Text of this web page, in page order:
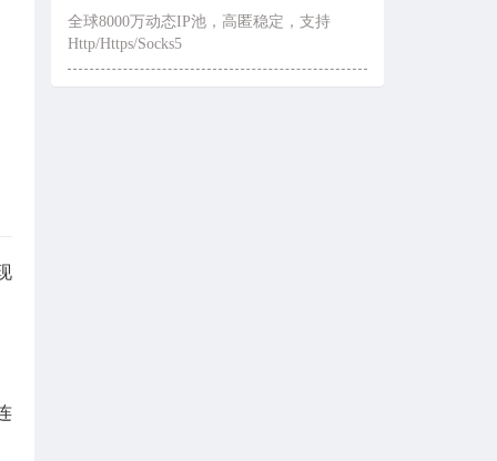
全球8000万动态IP池，高匿稳定，支持
Http/Https/Socks5